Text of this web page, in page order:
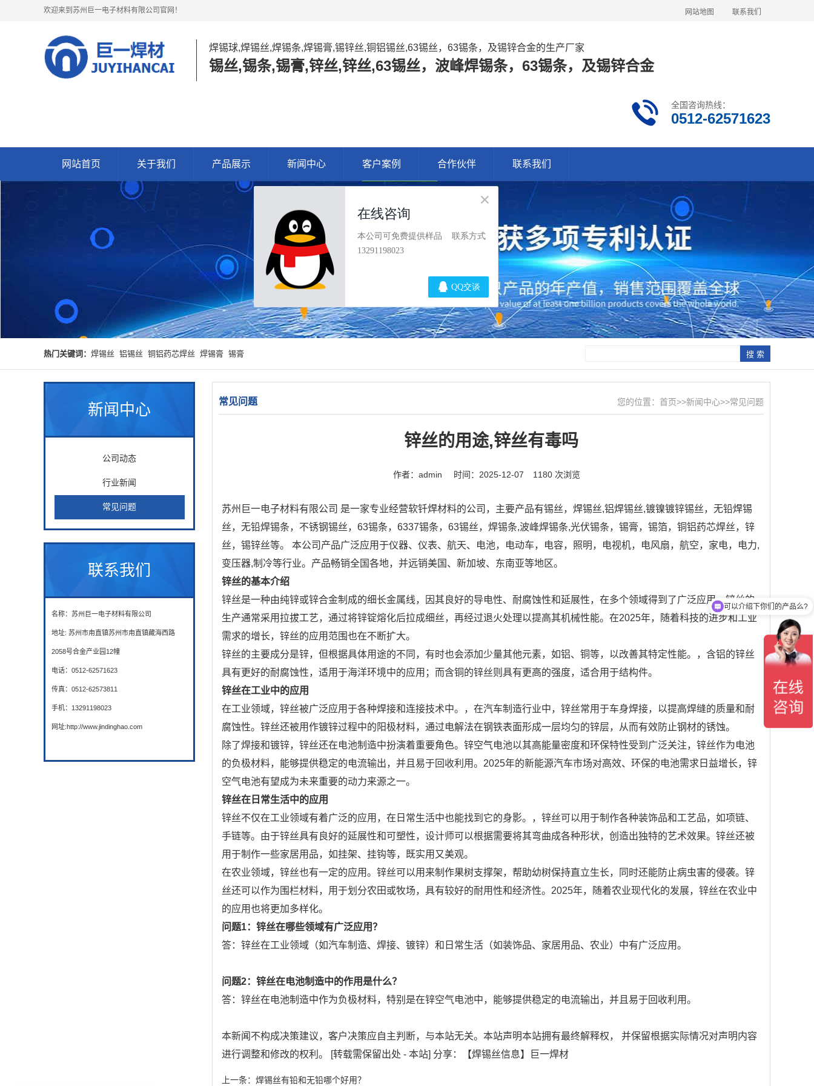
欢迎来到苏州巨一电子材料有限公司官网！ 网站地图 联系我们
焊锡球,焊锡丝,焊锡条,焊锡膏,锡锌丝,铜铝锡丝,63锡丝，63锡条，及锡锌合金的生产厂家
锡丝,锡条,锡膏,锌丝,锌丝,63锡丝，波峰焊锡条，63锡条，及锡锌合金
全国咨询热线：
0512-62571623
网站首页 关于我们 产品展示 新闻中心 客户案例 合作伙伴 联系我们
热门关键词： 焊锡丝 铝锡丝 铜铝药芯焊丝 焊锡膏 锡膏
新闻中心
公司动态
行业新闻
常见问题
联系我们
名称：苏州巨一电子材料有限公司
地址: 苏州市甪直镇苏州市甪直镇藏海西路
2058号合金产业园12幢
电话：0512-62571623
传真：0512-62573811
手机：13291198023
网址:http://www.jindinghao.com
常见问题 您的位置： 首页>>新闻中心>>常见问题
锌丝的用途,锌丝有毒吗
作者：admin 时间：2025-12-07 1180 次浏览
苏州巨一电子材料有限公司 是一家专业经营软钎焊材料的公司，主要产品有锡丝，焊锡丝,铝焊锡丝,镀镍镀锌锡丝，无铅焊锡
丝，无铅焊锡条，不锈钢锡丝，63锡条，6337锡条，63锡丝，焊锡条,波峰焊锡条,光伏锡条，锡膏，锡箔，铜铝药芯焊丝，锌
丝，锡锌丝等。 本公司产品广泛应用于仪器、仪表、航天、电池，电动车，电容，照明，电视机，电风扇，航空，家电，电力,
变压器,制冷等行业。产品畅销全国各地，并远销美国、新加坡、东南亚等地区。
锌丝的基本介绍
锌丝是一种由纯锌或锌合金制成的细长金属线，因其良好的导电性、耐腐蚀性和延展性，在多个领域得到了广泛应用。锌丝的
生产通常采用拉拔工艺，通过将锌锭熔化后拉成细丝，再经过退火处理以提高其机械性能。在2025年，随着科技的进步和工业
需求的增长，锌丝的应用范围也在不断扩大。
锌丝的主要成分是锌，但根据具体用途的不同，有时也会添加少量其他元素，如铝、铜等，以改善其特定性能。，含铝的锌丝
具有更好的耐腐蚀性，适用于海洋环境中的应用；而含铜的锌丝则具有更高的强度，适合用于结构件。
锌丝在工业中的应用
在工业领域，锌丝被广泛应用于各种焊接和连接技术中。，在汽车制造行业中，锌丝常用于车身焊接，以提高焊缝的质量和耐
腐蚀性。锌丝还被用作镀锌过程中的阳极材料，通过电解法在钢铁表面形成一层均匀的锌层，从而有效防止钢材的锈蚀。
除了焊接和镀锌，锌丝还在电池制造中扮演着重要角色。锌空气电池以其高能量密度和环保特性受到广泛关注，锌丝作为电池
的负极材料，能够提供稳定的电流输出，并且易于回收利用。2025年的新能源汽车市场对高效、环保的电池需求日益增长，锌
空气电池有望成为未来重要的动力来源之一。
锌丝在日常生活中的应用
锌丝不仅在工业领域有着广泛的应用，在日常生活中也能找到它的身影。，锌丝可以用于制作各种装饰品和工艺品，如项链、
手链等。由于锌丝具有良好的延展性和可塑性，设计师可以根据需要将其弯曲成各种形状，创造出独特的艺术效果。锌丝还被
用于制作一些家居用品，如挂架、挂钩等，既实用又美观。
在农业领域，锌丝也有一定的应用。锌丝可以用来制作果树支撑架，帮助幼树保持直立生长，同时还能防止病虫害的侵袭。锌
丝还可以作为围栏材料，用于划分农田或牧场，具有较好的耐用性和经济性。2025年，随着农业现代化的发展，锌丝在农业中
的应用也将更加多样化。
问题1：锌丝在哪些领域有广泛应用？
答：锌丝在工业领域（如汽车制造、焊接、镀锌）和日常生活（如装饰品、家居用品、农业）中有广泛应用。
问题2：锌丝在电池制造中的作用是什么？
答：锌丝在电池制造中作为负极材料，特别是在锌空气电池中，能够提供稳定的电流输出，并且易于回收利用。
本新闻不构成决策建议，客户决策应自主判断，与本站无关。本站声明本站拥有最终解释权， 并保留根据实际情况对声明内容
进行调整和修改的权利。 [转载需保留出处 - 本站] 分享：【焊锡丝信息】巨一焊材
上一条： 焊锡丝有铅和无铅哪个好用？
可以介绍下你们的产品么?